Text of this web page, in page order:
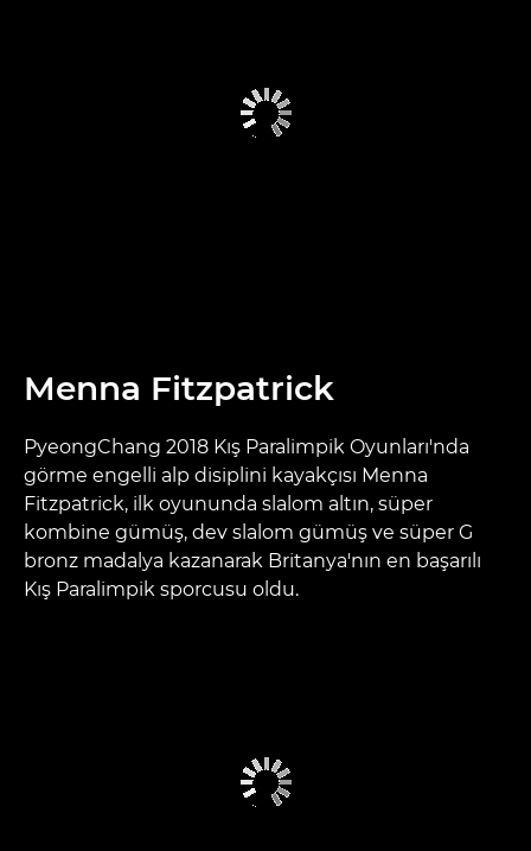
Menna Fitzpatrick
PyeongChang 2018 Kış Paralimpik Oyunları'nda
görme engelli alp disiplini kayakçısı Menna
Fitzpatrick, ilk oyununda slalom altın, süper
kombine gümüş, dev slalom gümüş ve süper G
bronz madalya kazanarak Britanya'nın en başarılı
Kış Paralimpik sporcusu oldu.